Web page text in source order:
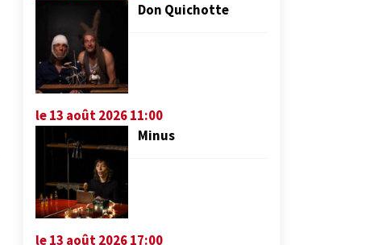
Don Quichotte
le 13 août 2026 11:00
Minus
le 13 août 2026 17:00